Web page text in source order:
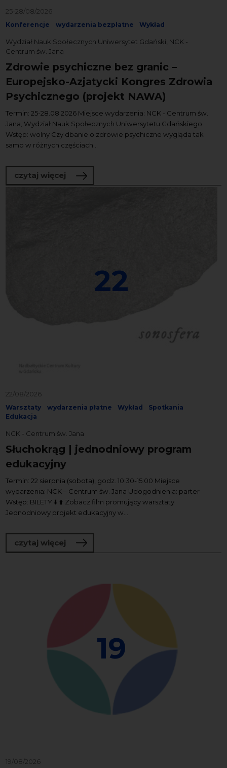
25-28/08/2026
Konferencje wydarzenia bezpłatne Wykład
Wydział Nauk Społecznych Uniwersytet Gdański, NCK -
Centrum św. Jana
Zdrowie psychiczne bez granic –
Europejsko-Azjatycki Kongres Zdrowia
Psychicznego (projekt NAWA)
Termin: 25-28.08.2026 Miejsce wydarzenia: NCK - Centrum św.
Jana, Wydział Nauk Społecznych Uniwersytetu Gdańskiego
Wstęp: wolny Czy dbanie o zdrowie psychiczne wygląda tak
samo w różnych częściach...
czytaj więcej o Zdrowie psychiczne bez granic –
22
22/08/2026
Warsztaty wydarzenia płatne Wykład
Spotkania
Edukacja
NCK - Centrum św. Jana
Słuchokrąg | jednodniowy program
edukacyjny
Termin: 22 sierpnia (sobota), godz. 10:30-15:00 Miejsce
wydarzenia: NCK – Centrum św. Jana Udogodnienia: parter
Wstęp: BILETY ⬇️ ⬆️ Zobacz film promujący warsztaty
Jednodniowy projekt edukacyjny w...
czytaj więcej o Słuchokrąg | jednodniowy program
19
19/08/2026